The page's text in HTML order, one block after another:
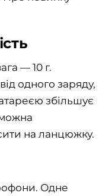
— 10 г.
одного заряду,
збільшує
на ланцюжку.
Одне